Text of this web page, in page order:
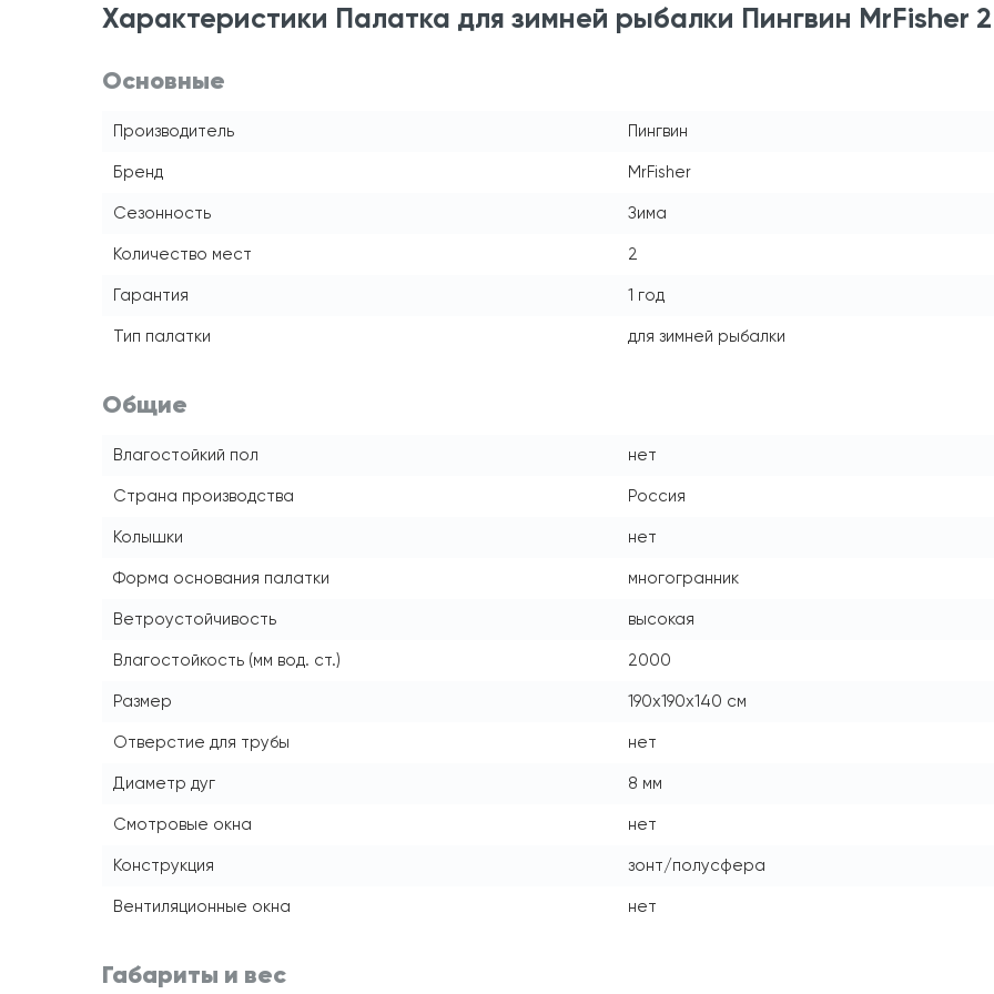
Характеристики Палатка для зимней рыбалки Пингвин MrFisher 2
Основные
Производитель Пингвин
Бренд MrFisher
Сезонность Зима
Количество мест 2
Гарантия 1 год
Тип палатки для зимней рыбалки
Общие
Влагостойкий пол нет
Страна производства Россия
Колышки нет
Форма основания палатки многогранник
Ветроустойчивость высокая
Влагостойкость (мм вод. ст.) 2000
Размер 190x190x140 см
Отверстие для трубы нет
Диаметр дуг 8 мм
Смотровые окна нет
Конструкция зонт/полусфера
Вентиляционные окна нет
Габариты и вес